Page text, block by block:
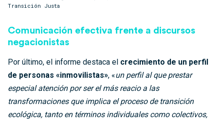
Transición Justa
Comunicación efectiva frente a discursos
negacionistas
Por último, el informe destaca el crecimiento de un perfil
de personas «inmovilistas», «un perfil al que prestar
especial atención por ser el más reacio a las
transformaciones que implica el proceso de transición
ecológica, tanto en términos individuales como colectivos,